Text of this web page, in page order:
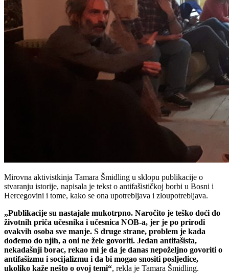
Mirovna aktivistkinja Tamara Šmidling u sklopu publikacije o
stvaranju istorije, napisala je tekst o antifašističkoj borbi u Bosni i
Hercegovini i tome, kako se ona upotrebljava i zloupotrebljava.
„Publikacije su nastajale mukotrpno. Naročito je teško doći do
životnih priča učesnika i učesnica NOB-a, jer je po prirodi
ovakvih osoba sve manje. S druge strane, problem je kada
dođemo do njih, a oni ne žele govoriti. Jedan antifašista,
nekadašnji borac, rekao mi je da je danas nepoželjno govoriti o
antifašizmu i socijalizmu i da bi mogao snositi posljedice,
ukoliko kaže nešto o ovoj temi“, rekla je Tamara Šmidling.